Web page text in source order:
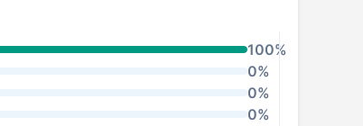
100%
0%
0%
0%